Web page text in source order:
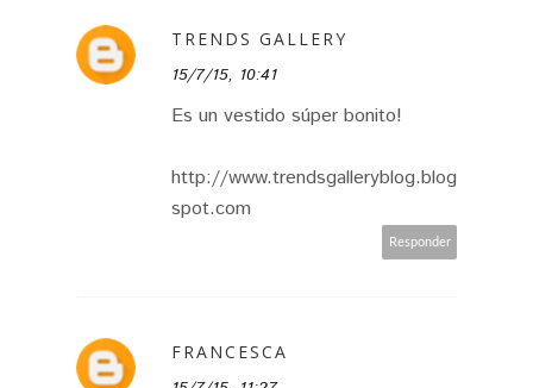
TRENDS GALLERY
15/7/15, 10:41
Es un vestido súper bonito!
http://www.trendsgalleryblog.blog
spot.com
Responder
FRANCESCA